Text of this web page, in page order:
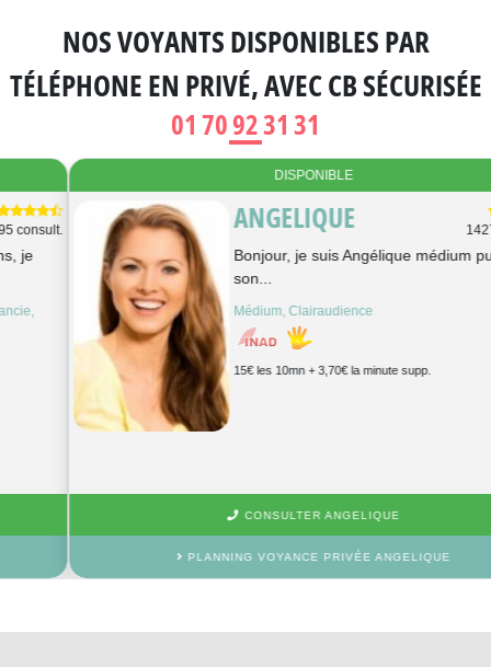
NOS VOYANTS DISPONIBLES PAR
TÉLÉPHONE EN PRIVÉ, AVEC CB SÉCURISÉE
01 70 92 31 31
DISPONIBLE
ANGELIQUE 14273 consult.
Bonjour, je suis Angélique médium pure, Au
son...
Médium, Clairaudience
15€ les 10mn + 3,70€ la minute supp.
CONSULTER ANGELIQUE
PLANNING VOYANCE PRIVÉE ANGELIQUE